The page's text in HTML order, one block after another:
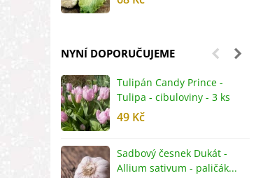
NYNÍ DOPORUČUJEME
Tulipán Candy Prince -
Tulipa - cibuloviny - 3 ks
49 Kč
Sadbový česnek Dukát -
Allium sativum - paličák...